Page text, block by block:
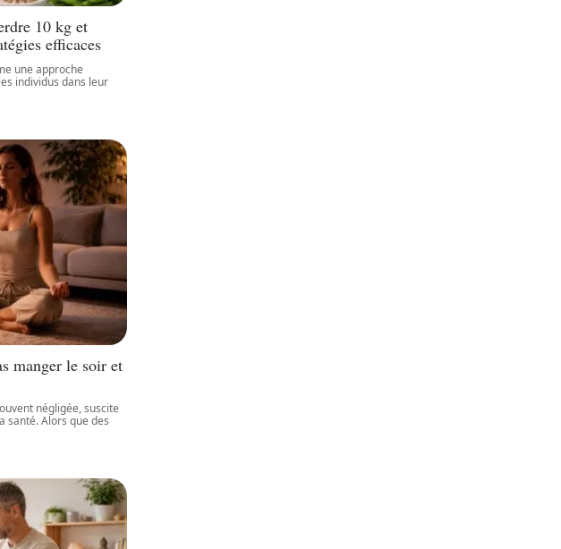
10 kg et
efficaces
une approche
individus dans leur
manger le soir et
négligée, suscite
santé. Alors que des